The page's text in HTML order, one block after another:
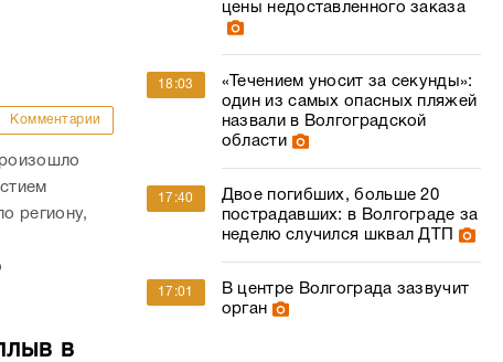
Комментарии
региону,
в
цены недоставленного заказа
18:03
«Течением уносит за секунды»:
один из самых опасных пляжей
назвали в Волгоградской
области
17:40
Двое погибших, больше 20
пострадавших: в Волгограде за
неделю случился шквал ДТП
17:01
В центре Волгограда зазвучит
орган